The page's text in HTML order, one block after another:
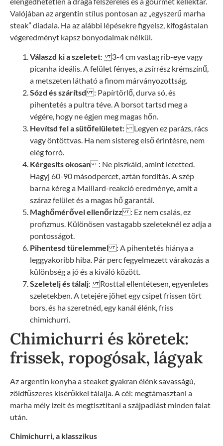
Valójában az argentin stílus pontosan az „egyszerű marha
steak” diadala. Ha az alábbi lépésekre figyelsz, kifogástalan
végeredményt kapsz bonyodalmak nélkül.
Válaszd ki a szeletet: 3-4 cm vastag rib-eye vagy
picanha ideális. A felület fényes, a zsírrész krémszínű,
a metszeten látható a finom márványozottság.
Sózd és szárítsd: Papírtörlő, durva só, és
pihentetés a pultra téve. A borsot tartsd meg a
végére, hogy ne égjen meg magas hőn.
Hevítsd fel a sütőfelületet:Legyen ez parázs, rács
vagy öntöttvas. Ha nem sistereg első érintésre, nem
elég forró.
Kérgesíts okosan: Ne piszkáld, amint letetted.
Hagyj 60-90 másodpercet, aztán fordítás. A szép
barna kéreg a Maillard-reakció eredménye, amit a
száraz felület és a magas hő garantál.
Maghőmérővel ellenőrizz: Ez nem csalás, ez
profizmus. Különösen vastagabb szeleteknél ez adja a
pontosságot.
Pihentesd türelemmel: A pihentetés hiánya a
leggyakoribb hiba. Pár perc fegyelmezett várakozás a
különbség a jó és a kiváló között.
Szeletelj és tálalj: Rosttal ellentétesen, egyenletes
szeletekben. A tetejére jöhet egy csipet frissen tört
bors, és ha szeretnéd, egy kanál élénk, friss
chimichurri.
Chimichurri és köretek:
frissek, ropogósak, lágyak
Az argentin konyha a steaket gyakran élénk savasságú,
zöldfűszeres kísérőkkel tálalja. A cél: megtámasztani a
marha mély ízeit és megtisztítani a szájpadlást minden falat
után.
Chimichurri, a klasszikus